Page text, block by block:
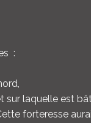
:
sur laquelle est
forteresse